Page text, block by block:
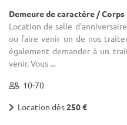
Demeure de caractère / Corps
Location de salle
ou faire venir un de nos
également demander à un
venir. Vous ...
10-70
Location dès250 €